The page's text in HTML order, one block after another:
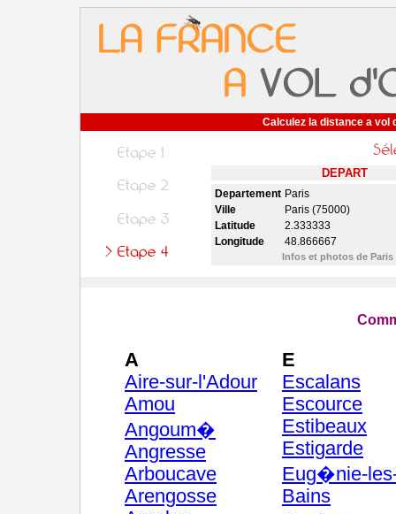
Calculez la distance a vol
DEPART
Departement Paris
Ville
Paris (75000)
Latitude
2.333333
Longitude
48.866667
Infos et photos de Paris
A
Aire-sur-l'Adour
Amou
Angoum�
Angresse
Arboucave
Arengosse
E
Escalans
Escource
Estibeaux
Estigarde
Eug�nie-
Bains